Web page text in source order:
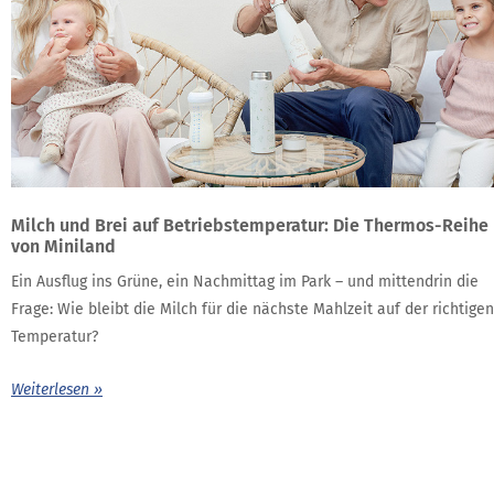
Milch und Brei auf Betriebstemperatur: Die Thermos-Reihe
von Miniland
Ein Ausflug ins Grüne, ein Nachmittag im Park – und mittendrin die
Frage: Wie bleibt die Milch für die nächste Mahlzeit auf der richtigen
Temperatur?
Weiterlesen »